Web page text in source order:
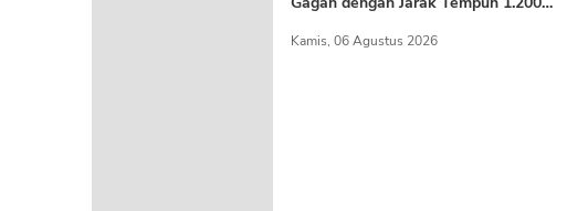
Kamis, 06 Agustus 2026